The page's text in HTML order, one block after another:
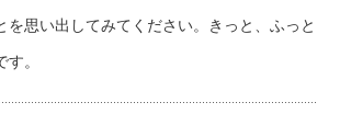
を思い出してみてください。きっと、ふっと
。